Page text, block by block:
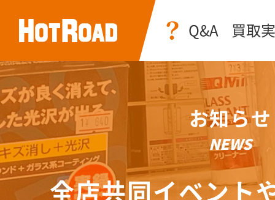
Q&A 買取
お知らせ
NEWS
全店共同イベント